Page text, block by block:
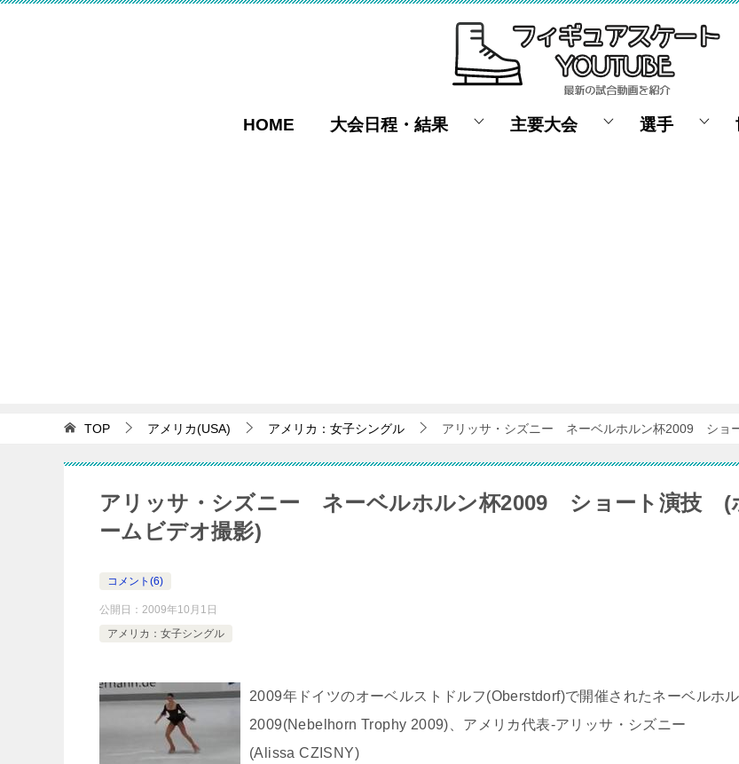
HOME 大会日程・結果 主要大会 選手
TOP アメリカ(USA) アメリカ：女子シングル アリッサ・シズニー ネーベルホルン杯2009 ショ
アリッサ・シズニー ネーベルホルン杯2009 ショート演技 (
ームビデオ撮影)
コメント(6)
公開日： 2009年10月1日
アメリカ：女子シングル
2009年ドイツのオーベルストドルフ(Oberstdorf)で開催されたネーベルホ
2009(Nebelhorn Trophy 2009)、アメリカ代表-アリッサ・シズニー
(Alissa CZISNY)